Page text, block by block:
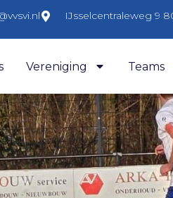
IJsselcentraleweg 9
Vereniging Teams